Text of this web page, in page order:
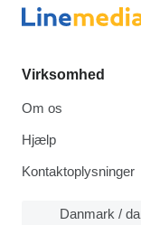
Virksomhed
Om os
Hjælp
Kontaktoplysninger
Danmark /